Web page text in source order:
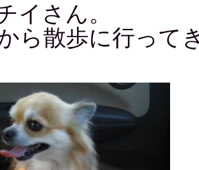
イさん。
ら散歩に行って